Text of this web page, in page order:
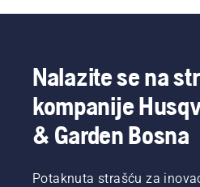
Nalazite se na
kompanije
& Garden Bosna
Potaknuta strašću za